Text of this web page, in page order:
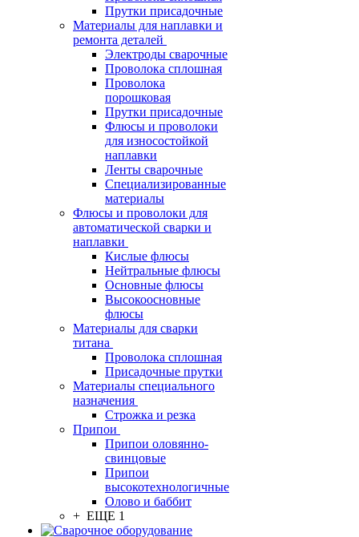
Прутки присадочные
Материалы для наплавки и
ремонта деталей
Электроды сварочные
Проволока сплошная
Проволока
порошковая
Прутки присадочные
Флюсы и проволоки
для износостойкой
наплавки
Ленты сварочные
Специализированные
материалы
Флюсы и проволоки для
автоматической сварки и
наплавки
Кислые флюсы
Нейтральные флюсы
Основные флюсы
Высокоосновные
флюсы
Материалы для сварки
титана
Проволока сплошная
Присадочные прутки
Материалы специального
назначения
Строжка и резка
Припои
Припои оловянно-
свинцовые
Припои
высокотехнологичные
Олово и баббит
+ ЕЩЕ 1